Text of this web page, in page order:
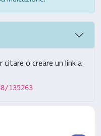
o creare un link a
135263